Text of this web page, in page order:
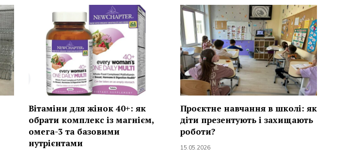
Вітаміни для жінок 40+: як
обрати комплекс із магнієм,
омега-3 та базовими
нутрієнтами
Проєктне навчання в школі: як
діти презентують і захищають
роботи?
15.05.2026